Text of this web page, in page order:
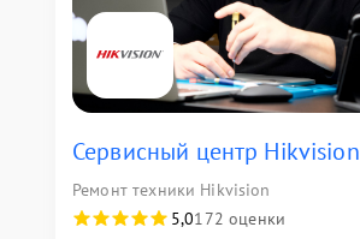
Сервисный центр Hikvision
Ремонт техники Hikvision
5,0172 оценки